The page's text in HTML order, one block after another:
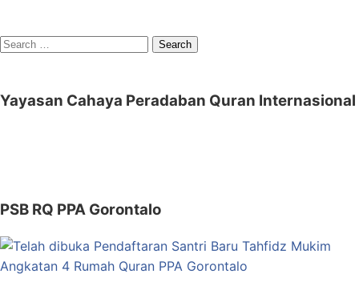
Search
Yayasan Cahaya Peradaban Quran Internasional
PSB RQ PPA Gorontalo